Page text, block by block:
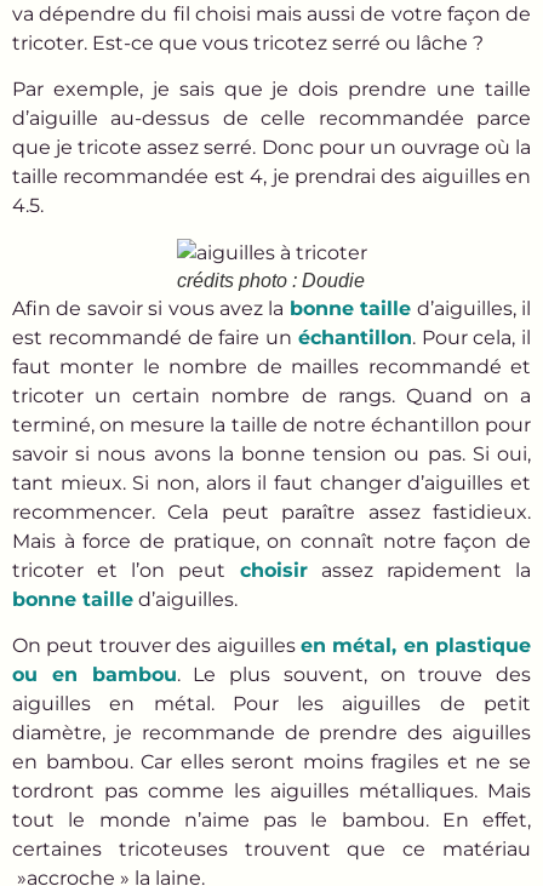
va dépendre du fil choisi mais aussi de votre façon de
tricoter. Est-ce que vous tricotez serré ou lâche ?
Par exemple, je sais que je dois prendre une taille
d’aiguille au-dessus de celle recommandée parce
que je tricote assez serré. Donc pour un ouvrage où la
taille recommandée est 4, je prendrai des aiguilles en
4.5.
crédits photo : Doudie
Afin de savoir si vous avez la bonne taille d’aiguilles, il
est recommandé de faire un échantillon. Pour cela, il
faut monter le nombre de mailles recommandé et
tricoter un certain nombre de rangs. Quand on a
terminé, on mesure la taille de notre échantillon pour
savoir si nous avons la bonne tension ou pas. Si oui,
tant mieux. Si non, alors il faut changer d’aiguilles et
recommencer. Cela peut paraître assez fastidieux.
Mais à force de pratique, on connaît notre façon de
tricoter et l’on peut choisirassez rapidement la
bonne taille d’aiguilles.
On peut trouver des aiguilles en métal, en plastique
ou en bambou. Le plus souvent, on trouve des
aiguilles en métal. Pour les aiguilles de petit
diamètre, je recommande de prendre des aiguilles
en bambou. Car elles seront moins fragiles et ne se
tordront pas comme les aiguilles métalliques. Mais
tout le monde n’aime pas le bambou. En effet,
certaines tricoteuses trouvent que ce matériau
»accroche » la laine.